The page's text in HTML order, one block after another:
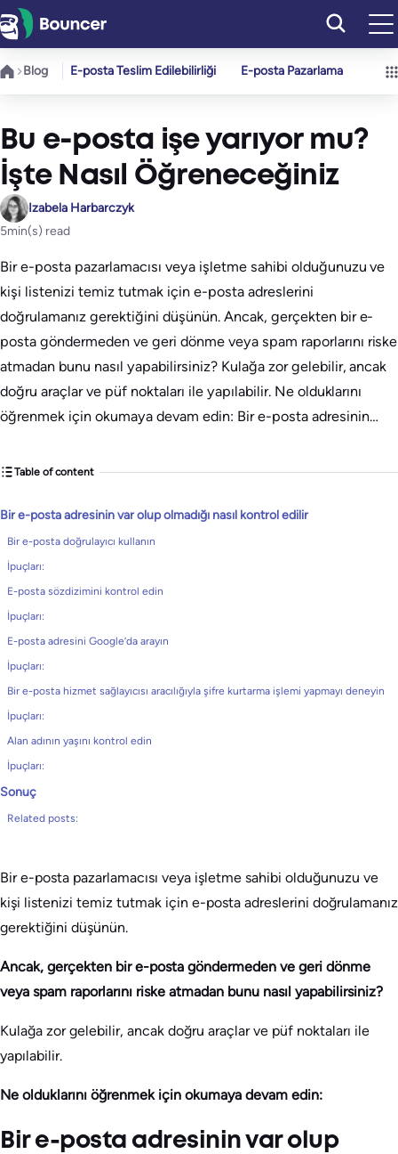
İçeriğe
geç
Blog E-posta Teslim Edilebilirliği E-posta Pazarlama
Bu e-posta işe yarıyor mu?
İşte Nasıl Öğreneceğiniz
Izabela Harbarczyk
5min(s) read
Bir e-posta pazarlamacısı veya işletme sahibi olduğunuzu ve
kişi listenizi temiz tutmak için e-posta adreslerini
doğrulamanız gerektiğini düşünün. Ancak, gerçekten bir e-
posta göndermeden ve geri dönme veya spam raporlarını riske
atmadan bunu nasıl yapabilirsiniz? Kulağa zor gelebilir, ancak
doğru araçlar ve püf noktaları ile yapılabilir. Ne olduklarını
öğrenmek için okumaya devam edin: Bir e-posta adresinin…
Table of content
Bir e-posta adresinin var olup olmadığı nasıl kontrol edilir
Bir e-posta doğrulayıcı kullanın
İpuçları:
E-posta sözdizimini kontrol edin
İpuçları:
E-posta adresini Google’da arayın
İpuçları:
Bir e-posta hizmet sağlayıcısı aracılığıyla şifre kurtarma işlemi yapmayı deneyin
İpuçları:
Alan adının yaşını kontrol edin
İpuçları:
Sonuç
Related posts:
Bir e-posta pazarlamacısı veya işletme sahibi olduğunuzu ve
kişi listenizi temiz tutmak için e-posta adreslerini doğrulamanız
gerektiğini düşünün.
Ancak, gerçekten bir e-posta göndermeden ve geri dönme
veya spam raporlarını riske atmadan bunu nasıl yapabilirsiniz?
Kulağa zor gelebilir, ancak doğru araçlar ve püf noktaları ile
yapılabilir.
Ne olduklarını öğrenmek için okumaya devam edin:
Bir e-posta adresinin var olup